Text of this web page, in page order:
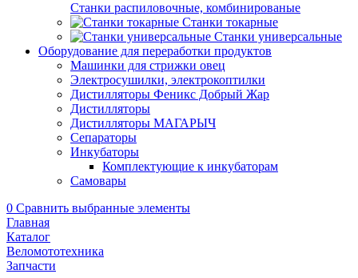
Станки распиловочные, комбинированые
Станки токарные
Станки универсальные
Оборудование для переработки продуктов
Машинки для стрижки овец
Электросушилки, электрокоптилки
Дистилляторы Феникс Добрый Жар
Дистилляторы
Дистилляторы МАГАРЫЧ
Сепараторы
Инкубаторы
Комплектующие к инкубаторам
Самовары
0 Сравнить выбранные элементы
Главная
Каталог
Веломототехника
Запчасти